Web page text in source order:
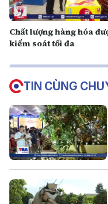
Chất lượng hàng hóa
kiểm soát tối đa
TIN CÙNG